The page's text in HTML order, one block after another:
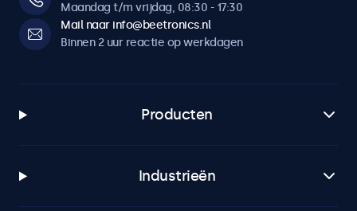
Maandag t/m vrijdag, 08:30 - 17:30
Mail naar info@beetronics.nl
Binnen 2 uur reactie op werkdagen
Producten
Industrieën